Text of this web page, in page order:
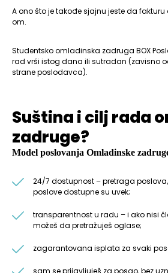
A ono što je takođe sjajnu jeste da
om.
Studentsko omladinska zadruga BOX
rad vrši istog dana ili sutradan (zavisno
strane poslodavca).
Suština i cilj rada
zadruge?
Model poslovanja Omladinske
24/7 dostupnost – pretraga
poslove dostupne su uvek;
transparentnost u radu – i ako nisi
možeš da pretražuješ oglase;
zagarantovana isplata za svaki
sam se prijavljuješ za posao, bez